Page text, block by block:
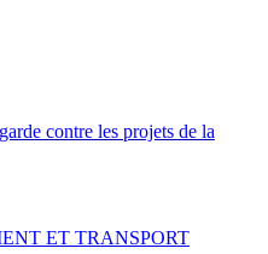
contre les projets de la
ET TRANSPORT